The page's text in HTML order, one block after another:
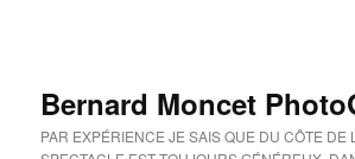
Bernard Moncet
PAR EXPÉRIENCE JE SAIS QUE DU CÔTE DE